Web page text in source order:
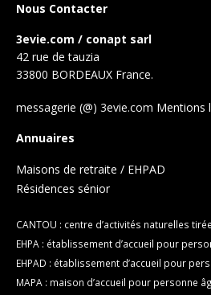
Nous Contacter
3evie.com / conapt sarl
42 rue de tauzia
33800 BORDEAUX France.
messagerie (@) 3evie.com Mentions
Annuaires
Maisons de retraite / EHPAD
Résidences sénior
CANTOU : centre d’activités naturelles
EHPA : établissement d’accueil pour
EHPAD : établissement d’accueil pour
MAPA : maison d’accueil pour personne